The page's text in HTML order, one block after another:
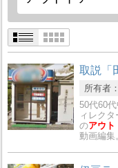
取説「
所有者：
50代60
ィレク
のアウト
動画編集